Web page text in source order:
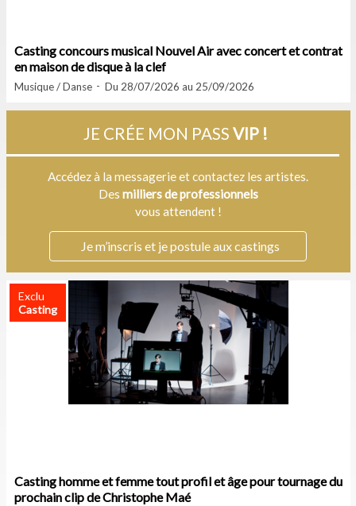
Casting concours musical Nouvel Air avec concert et contrat
en maison de disque à la clef
Musique / Danse Du 28/07/2026 au 25/09/2026
JE CRÉE MON PASSVIP !
Accédez à la messagerie et contactez les artistes.
Des milliers de professionnels
vous attendent !
Je m’inscris et je postule aux castings
Exclu
Casting
Casting homme et femme tout profil et âge pour tournage du
prochain clip de Christophe Maé